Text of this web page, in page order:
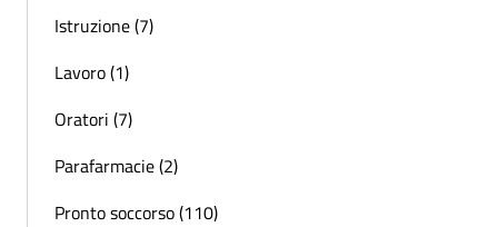
Istruzione (7)
Lavoro (1)
Oratori (7)
Parafarmacie (2)
Pronto soccorso (110)